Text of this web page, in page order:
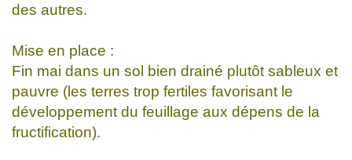
des autres.
Mise en place :
Fin mai dans un sol bien drainé plutôt sableux et
pauvre (les terres trop fertiles favorisant le
développement du feuillage aux dépens de la
fructification).